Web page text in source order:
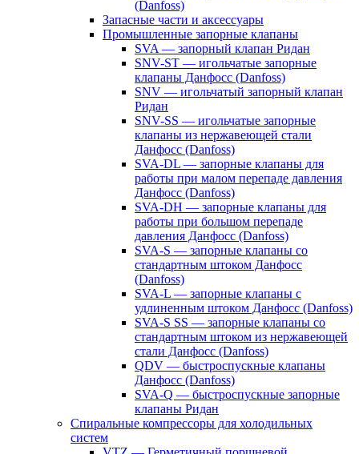
(Danfoss)
Запасные части и аксессуары
Промышленные запорные клапаны
SVA — запорный клапан Ридан
SNV-ST — игольчатые запорные
клапаны Данфосс (Danfoss)
SNV — игольчатый запорный клапан
Ридан
SNV-SS — игольчатые запорные
клапаны из нержавеющей стали
Данфосс (Danfoss)
SVA-DL — запорные клапаны для
работы при малом перепаде давления
Данфосс (Danfoss)
SVA-DH — запорные клапаны для
работы при большом перепаде
давления Данфосс (Danfoss)
SVA-S — запорные клапаны со
стандартным штоком Данфосс
(Danfoss)
SVA-L — запорные клапаны с
удлиненным штоком Данфосс (Danfoss)
SVA-S SS — запорные клапаны со
стандартным штоком из нержавеющей
стали Данфосс (Danfoss)
QDV — быстроспускные клапаны
Данфосс (Danfoss)
SVA-Q — быстроспускные запорные
клапаны Ридан
Спиральные компрессоры для холодильных
систем